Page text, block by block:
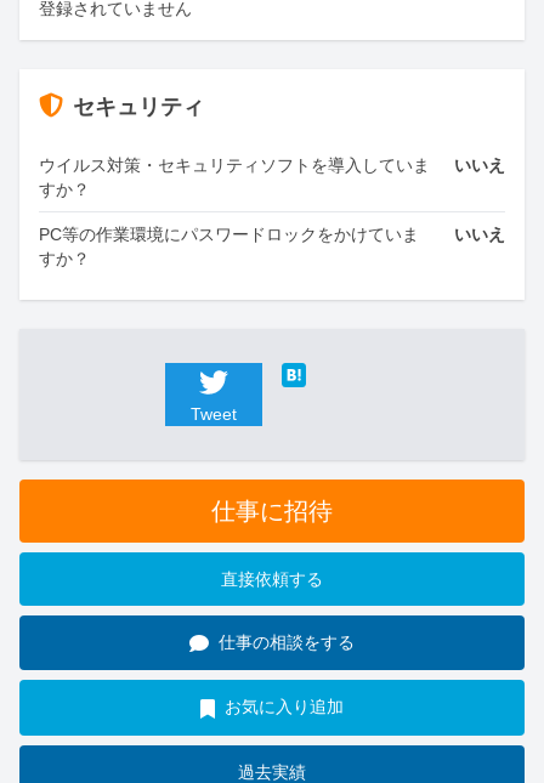
登録されていません
セキュリティ
ウイルス対策・セキュリティソフトを導入していま
すか？
いいえ
PC等の作業環境にパスワードロックをかけていま
すか？
いいえ
Tweet
仕事に招待
直接依頼する
仕事の相談をする
お気に入り追加
過去実績